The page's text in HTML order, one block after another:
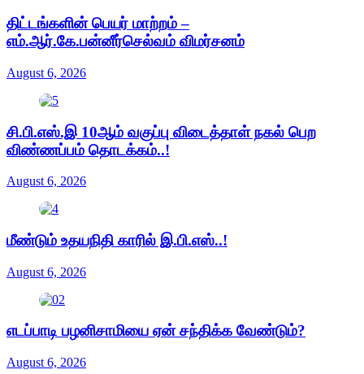
திட்டங்களின் பெயர் மாற்றம் –
எம்.ஆர்.கே.பன்னீர்செல்வம் விமர்சனம்
August 6, 2026
சி.பி.எஸ்.இ 10ஆம் வகுப்பு விடைத்தாள் நகல் பெற
விண்ணப்பம் தொடக்கம்..!
August 6, 2026
மீண்டும் உதயநிதி காரில் இ.பி.எஸ்..!
August 6, 2026
எடப்பாடி பழனிசாமியை ஏன் சந்திக்க வேண்டும்?
August 6, 2026